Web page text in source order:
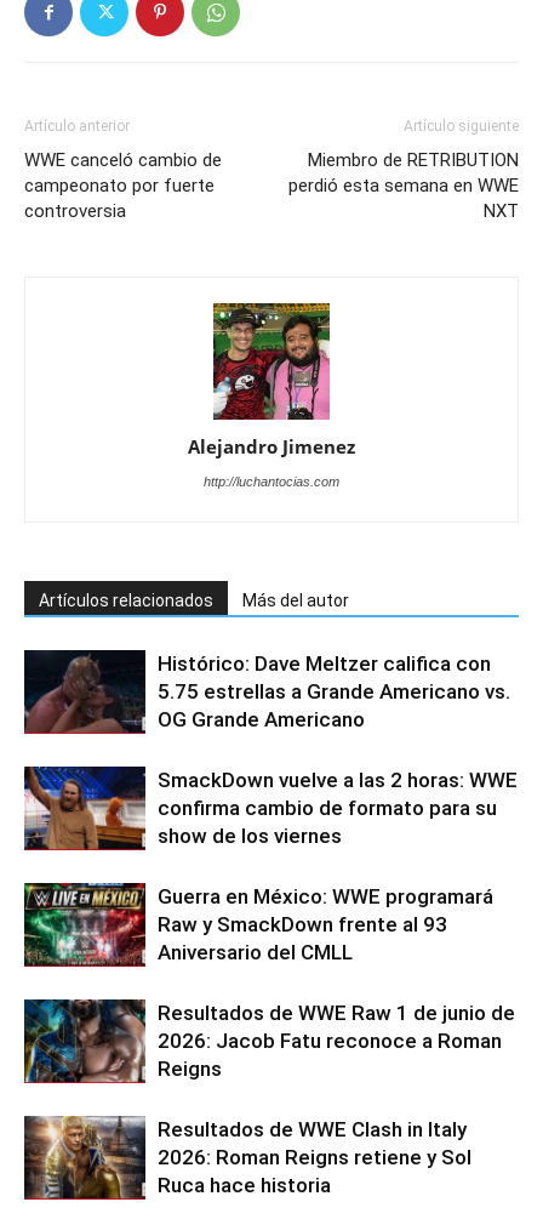
Artículo anterior
WWE canceló cambio de
campeonato por fuerte
controversia
Artículo siguiente
Miembro de RETRIBUTION
perdió esta semana en WWE
NXT
Alejandro Jimenez
http://luchantocias.com
Artículos relacionados Más del autor
Histórico: Dave Meltzer califica con
5.75 estrellas a Grande Americano vs.
OG Grande Americano
SmackDown vuelve a las 2 horas: WWE
confirma cambio de formato para su
show de los viernes
Guerra en México: WWE programará
Raw y SmackDown frente al 93
Aniversario del CMLL
Resultados de WWE Raw 1 de junio de
2026: Jacob Fatu reconoce a Roman
Reigns
Resultados de WWE Clash in Italy
2026: Roman Reigns retiene y Sol
Ruca hace historia